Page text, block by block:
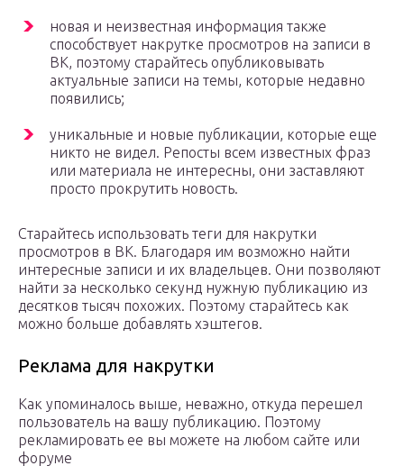
новая и неизвестная информация также
способствует накрутке просмотров на записи в
ВК, поэтому старайтесь опубликовывать
актуальные записи на темы, которые недавно
появились;
уникальные и новые публикации, которые еще
никто не видел. Репосты всем известных фраз
или материала не интересны, они заставляют
просто прокрутить новость.
Старайтесь использовать теги для накрутки
просмотров в ВК. Благодаря им возможно найти
интересные записи и их владельцев. Они позволяют
найти за несколько секунд нужную публикацию из
десятков тысяч похожих. Поэтому старайтесь как
можно больше добавлять хэштегов.
Реклама для накрутки
Как упоминалось выше, неважно, откуда перешел
пользователь на вашу публикацию. Поэтому
рекламировать ее вы можете на любом сайте или
форуме